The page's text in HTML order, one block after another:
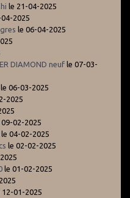
le 21-04-2025
04-2025
le 06-04-2025
DIAMOND neuf le 07-03-
le 06-03-2025
2025
09-02-2025
le 04-02-2025
le 02-02-2025
le 01-02-2025
12-01-2025